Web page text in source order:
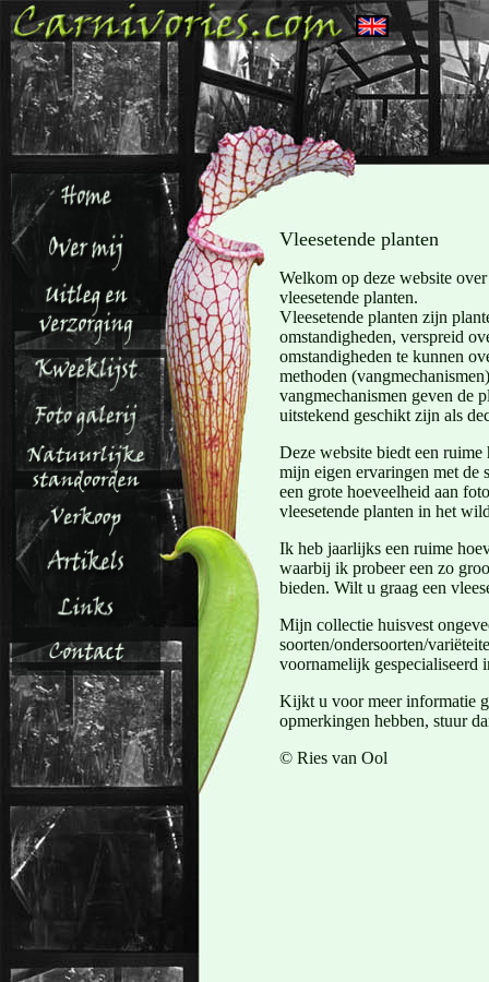
Vleesetende planten
Welkom op deze website
vleesetende planten.
Vleesetende planten zijn
omstandigheden, verspreid
omstandigheden te kunnen
methoden
vangmechanismen geven de
uitstekend geschikt zijn als
Deze website biedt een
mijn eigen ervaringen met de
een grote hoeveelheid aan
vleesetende planten in het
Ik heb jaarlijks een ruime
waarbij ik probeer een zo
bieden. Wilt u graag een
Mijn collectie huisvest
soorten/ondersoorten/
voornamelijk gespecialiseerd
Kijkt u voor meer informatie
opmerkingen hebben, stuur
© Ries van Ool